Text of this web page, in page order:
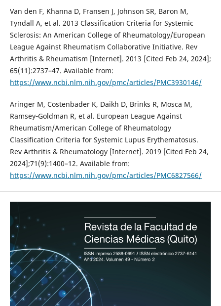
Van den F, Khanna D, Fransen J, Johnson SR, Baron M,
Tyndall A, et al. 2013 Classification Criteria for Systemic
Sclerosis: An American College of Rheumatology/European
League Against Rheumatism Collaborative Initiative. Rev
Arthritis & Rheumatism [Internet]. 2013 [Cited Feb 24, 2024];
65(11):2737–47. Available from:
https://www.ncbi.nlm.nih.gov/pmc/articles/PMC3930146/
Aringer M, Costenbader K, Daikh D, Brinks R, Mosca M,
Ramsey‐Goldman R, et al. European League Against
Rheumatism/American College of Rheumatology
Classification Criteria for Systemic Lupus Erythematosus.
Rev Arthritis & Rheumatology [Internet]. 2019 [Cited Feb 24,
2024];71(9):1400–12. Available from:
https://www.ncbi.nlm.nih.gov/pmc/articles/PMC6827566/